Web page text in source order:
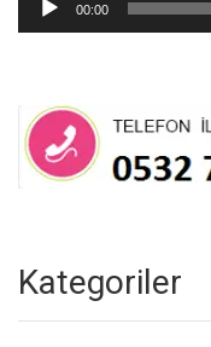
00:00
Kategoriler